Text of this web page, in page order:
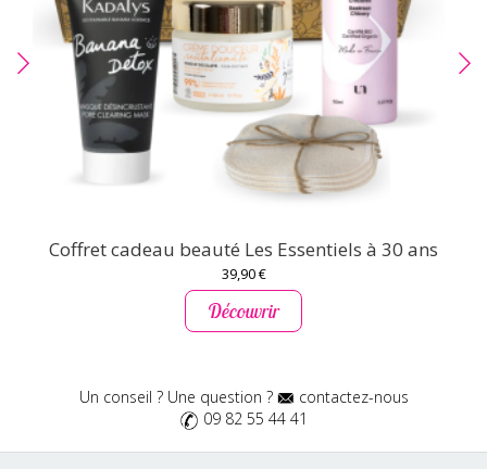
Coffret cadeau beauté Les Essentiels à 30 ans
39,90 €
Découvrir
Un conseil ? Une question ?
contactez-nous
09 82 55 44 41